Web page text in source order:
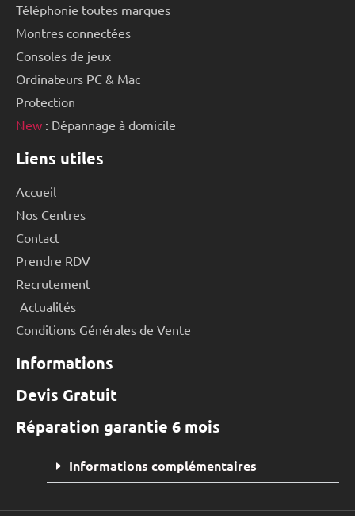
Téléphonie toutes marques
Montres connectées
Consoles de jeux
Ordinateurs PC & Mac
Protection
New : Dépannage à domicile
Liens utiles
Accueil
Nos Centres
Contact
Prendre RDV
Recrutement
Actualités
Conditions Générales de Vente
Informations
Devis Gratuit
Réparation garantie 6 mois
Informations complémentaires